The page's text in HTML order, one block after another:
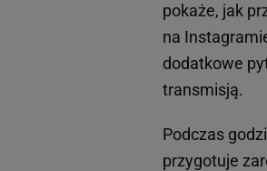
pokaże, jak
na
dodatkowe
transmisją.
Podczas
przygotuje